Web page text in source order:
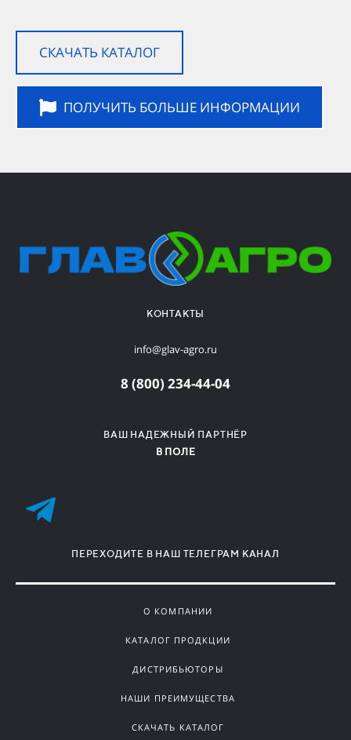
СКАЧАТЬ КАТАЛОГ
ПОЛУЧИТЬ БОЛЬШЕ ИНФОРМАЦИИ
КОНТАКТЫ
info@glav-agro.ru
8 (800) 234-44-04
ВАШ НАДЕЖНЫЙ ПАРТНЁР
В ПОЛЕ
ПЕРЕХОДИТЕ В НАШ ТЕЛЕГРАМ КАНАЛ
О КОМПАНИИ
КАТАЛОГ ПРОДКЦИИ
ДИСТРИБЬЮТОРЫ
НАШИ ПРЕИМУЩЕСТВА
СКАЧАТЬ КАТАЛОГ